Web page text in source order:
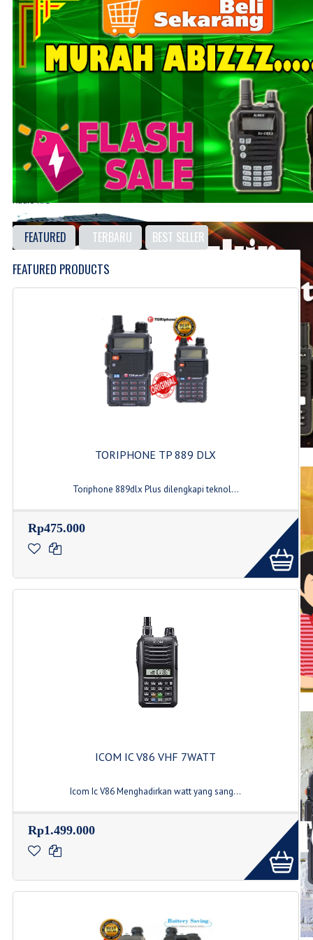
Handy Talky | HT
List Produk HT
Radio RIG
List Produk Radio
Accesories
Accesories HT
FEATURED TERBARU BEST SELLER
FEATURED PRODUCTS
TORIPHONE TP 889 DLX
Toriphone 889dlx Plus dilengkapi teknol...
Rp475.000
ICOM IC V86 VHF 7WATT
Icom Ic V86 Menghadirkan watt yang sang...
Rp1.499.000